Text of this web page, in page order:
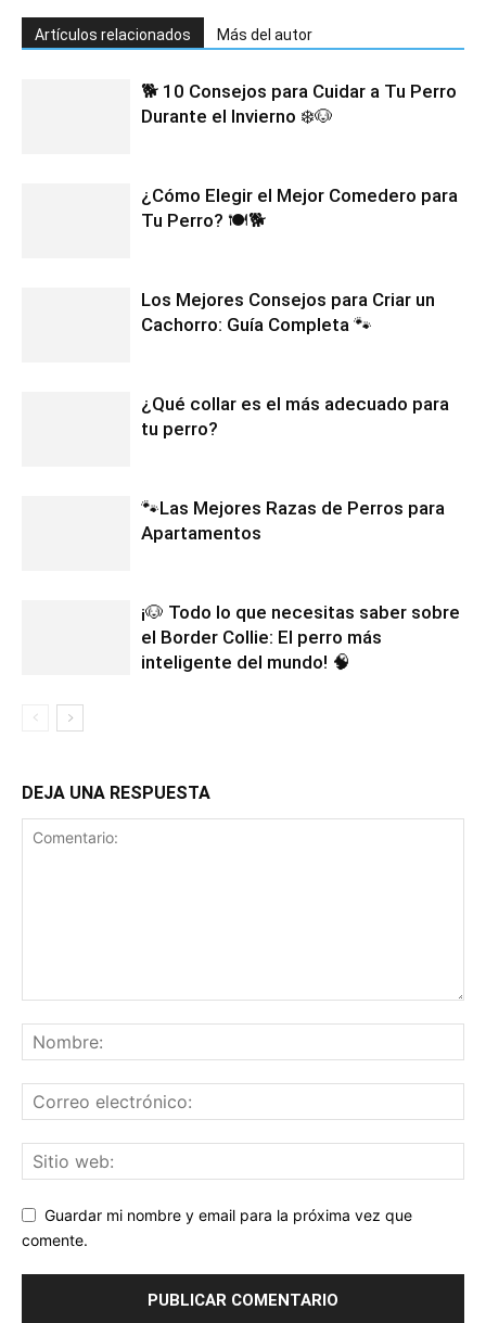
Artículos relacionados Más del autor
🐕 10 Consejos para Cuidar a Tu Perro
Durante el Invierno ❄️🐶
¿Cómo Elegir el Mejor Comedero para
Tu Perro? 🍽️🐕
Los Mejores Consejos para Criar un
Cachorro: Guía Completa 🐾
¿Qué collar es el más adecuado para
tu perro?
🐾Las Mejores Razas de Perros para
Apartamentos
¡🐶 Todo lo que necesitas saber sobre
el Border Collie: El perro más
inteligente del mundo! 🧠
DEJA UNA RESPUESTA
Guardar mi nombre y email para la próxima vez que
comente.